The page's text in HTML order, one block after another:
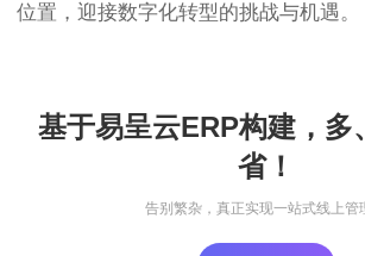
位置，迎接数字化转型的挑战与机遇。
基于易呈云ERP构建，多
省！
告别繁杂，真正实现一站式线上管